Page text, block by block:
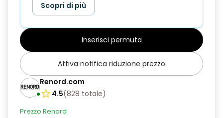
Scopri di più
Inserisci permuta
Attiva notifica riduzione prezzo
Renord.com
4.5(828 totale)
Prezzo Renord